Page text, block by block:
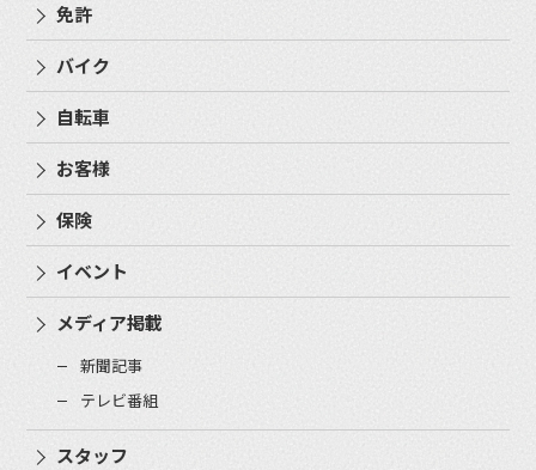
免許
バイク
自転車
お客様
保険
イベント
メディア掲載
新聞記事
テレビ番組
スタッフ